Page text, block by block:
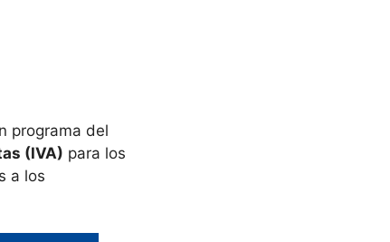
programa del
(IVA) para los
a los